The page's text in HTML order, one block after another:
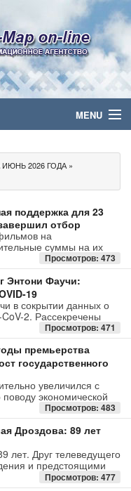
MENU
2026 ГОДА »
поддержка для 23
отбор
на
суммы на их
Просмотров: 473
Энтони Фаучи:
19
в сокрытии данных о
2. Рассекречены
Просмотров: 471
премьерства
государственного
увеличился с
экономической
Просмотров: 483
Дроздова: 89 лет
лет. Друг телеведущего
и предстоящими
Просмотров: 477